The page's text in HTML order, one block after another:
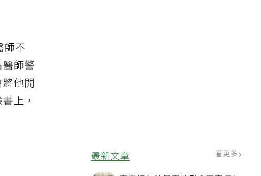
最新文章 看更多
師不
師警
他開
上，